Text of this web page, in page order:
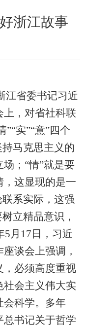
好浙江故事
省委书记习近
，对省社科联
实”“意”四个
马克思主义的
；“情”就是要
这显现的是一
系实际，这强
立精品意识，
5月17日，习近
谈会上强调，
，必须高度重视
会主义伟大实
会科学。多年
总书记关于哲学